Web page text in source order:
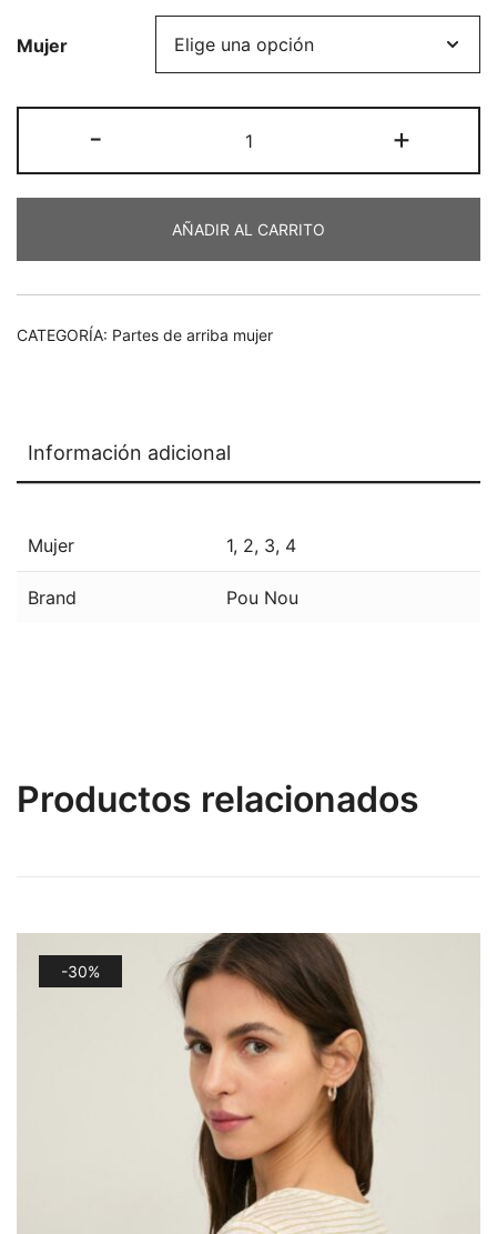
precio
original
era:
€48,50.
precio
actual
es:
€38,80.
Mujer
-
nlv
cantidad
+
AÑADIR AL CARRITO
CATEGORÍA: Partes de arriba mujer
Información adicional
Mujer 1, 2, 3, 4
Brand Pou Nou
Productos relacionados
-30%